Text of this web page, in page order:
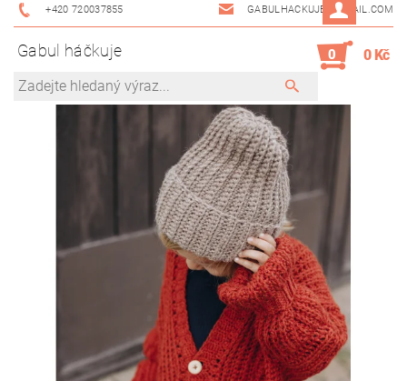
+420 720037855 GABULHACKUJE@GMAIL.COM
Gabul háčkuje 0 0 Kč